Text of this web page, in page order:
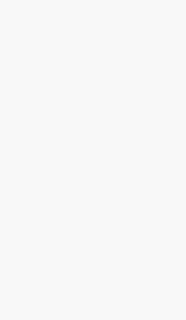
- 4月16日
步魔術與音樂